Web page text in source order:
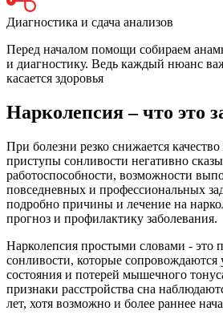
Диагностика и сдача анализов
Перед началом помощи собираем
и диагностику. Ведь каждый нюанс
касается здоровья
Нарколепсия – что это
При болезни резко снижается
приступы сонливости негативно
работоспособности, возможности
повседневных и профессиональных
подробно причины и лечение на
прогноз и профилактику заболевания.
Нарколепсия простыми словами - это
сонливости, которые
состояния и потерей мышечного
признаки расстройства сна
лет, хотя возможно и более раннее